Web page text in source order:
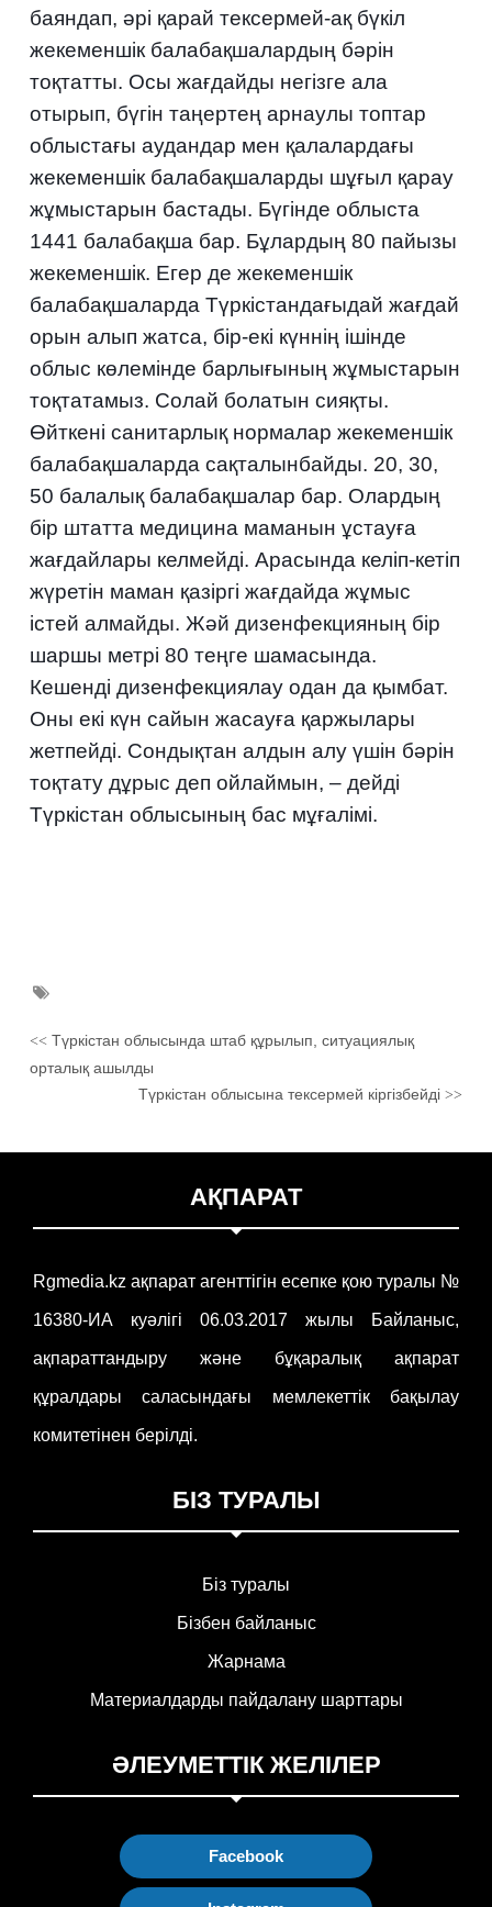
баяндап, әрі қарай тексермей-ақ бүкіл
жекеменшік балабақшалардың бәрін
тоқтатты. Осы жағдайды негізге ала
отырып, бүгін таңертең арнаулы топтар
облыстағы аудандар мен қалалардағы
жекеменшік балабақшаларды шұғыл қарау
жұмыстарын бастады. Бүгінде облыста
1441 балабақша бар. Бұлардың 80 пайызы
жекеменшік. Егер де жекеменшік
балабақшаларда Түркістандағыдай жағдай
орын алып жатса, бір-екі күннің ішінде
облыс көлемінде барлығының жұмыстарын
тоқтатамыз. Солай болатын сияқты.
Өйткені санитарлық нормалар жекеменшік
балабақшаларда сақталынбайды. 20, 30,
50 балалық балабақшалар бар. Олардың
бір штатта медицина маманын ұстауға
жағдайлары келмейді. Арасында келіп-кетіп
жүретін маман қазіргі жағдайда жұмыс
істей алмайды. Жәй дизенфекцияның бір
шаршы метрі 80 теңге шамасында.
Кешенді дизенфекциялау одан да қымбат.
Оны екі күн сайын жасауға қаржылары
жетпейді. Сондықтан алдын алу үшін бәрін
тоқтату дұрыс деп ойлаймын, – дейді
Түркістан облысының бас мұғалімі.
<<Түркістан облысында штаб құрылып, ситуациялық
орталық ашылды
Түркістан облысына тексермей кіргізбейді>>
АҚПАРАТ
Rgmedia.kz ақпарат агенттігін есепке қою туралы №
16380-ИА куәлігі 06.03.2017 жылы Байланыс,
ақпараттандыру және бұқаралық ақпарат
құралдары саласындағы мемлекеттік бақылау
комитетінен берілді.
БІЗ ТУРАЛЫ
Біз туралы
Бізбен байланыс
Жарнама
Материалдарды пайдалану шарттары
ӘЛЕУМЕТТІК ЖЕЛІЛЕР
Facebook